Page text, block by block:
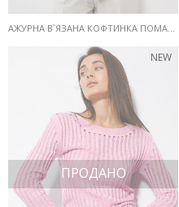
АЖУРНА В`ЯЗАНА КОФТИНКА ПОМАРАНЧЕВОГО КОЛЬОРУ
NEW
ПРОДАНО